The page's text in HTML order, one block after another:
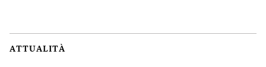
ATTUALITÀ